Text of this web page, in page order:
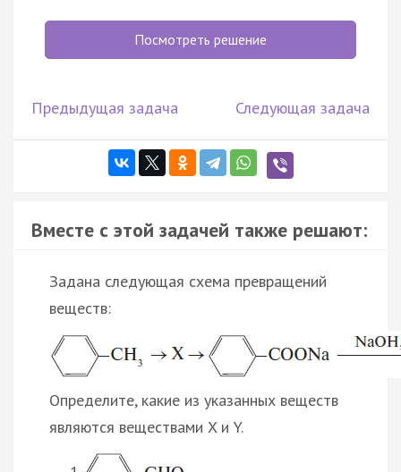
Посмотреть решение
Предыдущая задача Следующая задача
Вместе с этой задачей также решают:
Задана следующая схема превращений
веществ:
Определите, какие из указанных веществ
являются веществами X и Y.